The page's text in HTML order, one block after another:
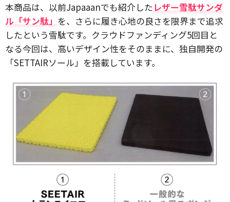
本商品は、以前Japaaanでも紹介したレザー雪駄サンダ
ル「サン駄」 を、さらに履き心地の良さを限界まで追求
したという雪駄です。クラウドファンディング5回目と
なる今回は、高いデザイン性をそのままに、独自開発の
「SETTAIRソール」を搭載しています。